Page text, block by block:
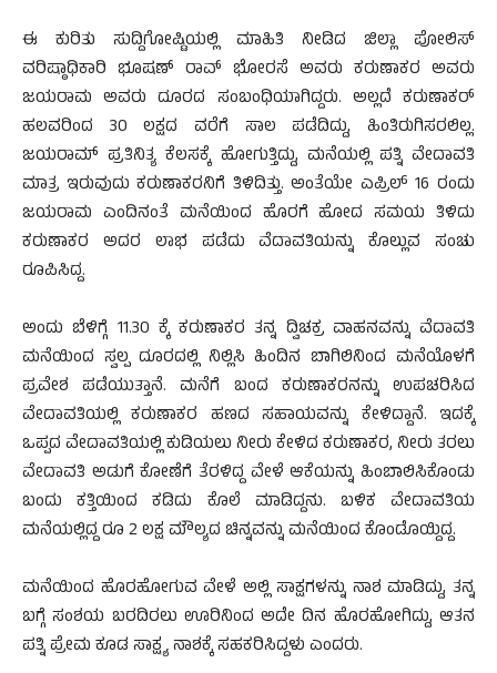
ಈ ಕುರಿತು ಸುದ್ದಿಗೋಷ್ಟಿಯಲ್ಲಿ ಮಾಹಿತಿ ನೀಡಿದ ಜಿಲ್ಲಾ ಪೋಲಿಸ್
ವರಿಷ್ಠಾಧಿಕಾರಿ ಭೂಷಣ್ ರಾವ್ ಭೋರಸೆ ಅವರು ಕರುಣಾಕರ ಅವರು
ಜಯರಾಮ ಅವರು ದೂರದ ಸಂಬಂಧಿಯಾಗಿದ್ದರು. ಅಲ್ಲದೆ ಕರುಣಾಕರ್
ಹಲವರಿಂದ 30 ಲಕ್ಷದ ವರೆಗೆ ಸಾಲ ಪಡೆದಿದ್ದು, ಹಿಂತಿರುಗಿಸರಲಿಲ್ಲ.
ಜಯರಾಮ್ ಪ್ರತಿನಿತ್ಯ ಕೆಲಸಕ್ಕೆ ಹೋಗುತ್ತಿದ್ದು, ಮನೆಯಲ್ಲಿ ಪತ್ನಿ ವೇದಾವತಿ
ಮಾತ್ರ ಇರುವುದು ಕರುಣಾಕರನಿಗೆ ತಿಳಿದಿತ್ತು. ಅಂತೆಯೇ ಎಪ್ರಿಲ್ 16 ರಂದು
ಜಯರಾಮ ಎಂದಿನಂತೆ ಮನೆಯಿಂದ ಹೊರಗೆ ಹೋದ ಸಮಯ ತಿಳಿದು
ಕರುಣಾಕರ ಅದರ ಲಾಭ ಪಡೆದು ವೆದಾವತಿಯನ್ನು ಕೊಲ್ಲುವ ಸಂಚು
ರೂಪಿಸಿದ್ದ.
ಅಂದು ಬೆಳಿಗ್ಗೆ 11.30 ಕ್ಕೆ ಕರುಣಾಕರ ತನ್ನ ದ್ವಿಚಕ್ರ ವಾಹನವನ್ನು ವೆದಾವತಿ
ಮನೆಯಿಂದ ಸ್ವಲ್ಪ ದೂರದಲ್ಲಿ ನಿಲ್ಲಿಸಿ ಹಿಂದಿನ ಬಾಗಿಲಿನಿಂದ ಮನೆಯೊಳಗೆ
ಪ್ರವೇಶ ಪಡೆಯುತ್ತಾನೆ. ಮನೆಗೆ ಬಂದ ಕರುಣಾಕರನನ್ನು ಉಪಚರಿಸಿದ
ವೇದಾವತಿಯಲ್ಲಿ ಕರುಣಾಕರ ಹಣದ ಸಹಾಯವನ್ನು ಕೇಳಿದ್ದಾನೆ. ಇದಕ್ಕೆ
ಒಪ್ಪದ ವೇದಾವತಿಯಲ್ಲಿ ಕುಡಿಯಲು ನೀರು ಕೇಳಿದ ಕರುಣಾಕರ, ನೀರು ತರಲು
ವೇದಾವತಿ ಅಡುಗೆ ಕೋಣೆಗೆ ತೆರಳಿದ್ದ ವೇಳೆ ಆಕೆಯನ್ನು ಹಿಂಬಾಲಿಸಿಕೊಂಡು
ಬಂದು ಕತ್ತಿಯಿಂದ ಕಡಿದು ಕೊಲೆ ಮಾಡಿದ್ದನು. ಬಳಿಕ ವೇದಾವತಿಯ
ಮನೆಯಲ್ಲಿದ್ದ ರೂ 2 ಲಕ್ಷ ಮೌಲ್ಯದ ಚಿನ್ನವನ್ನು ಮನೆಯಿಂದ ಕೊಂಡೊಯ್ದಿದ್ದ.
ಮನೆಯಿಂದ ಹೊರಹೋಗುವ ವೇಳೆ ಅಲ್ಲಿ ಸಾಕ್ಷಗಳನ್ನು ನಾಶ ಮಾಡಿದ್ದು, ತನ್ನ
ಬಗ್ಗೆ ಸಂಶಯ ಬರದಿರಲು ಊರಿನಿಂದ ಅದೇ ದಿನ ಹೊರಹೋಗಿದ್ದು, ಆತನ
ಪತ್ನಿ ಪ್ರೇಮ ಕೂಡ ಸಾಕ್ಷ್ಯ ನಾಶಕ್ಕೆ ಸಹಕರಿಸಿದ್ದಳು ಎಂದರು.